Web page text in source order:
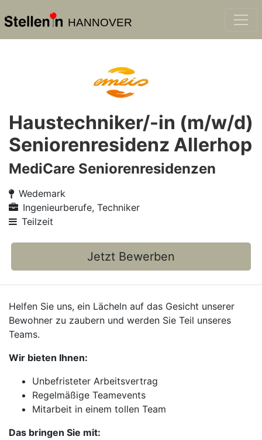
HANNOVER
Haustechniker/-in (m/w/d)
Seniorenresidenz Allerhop
MediCare Seniorenresidenzen
Wedemark
Ingenieurberufe, Techniker
Teilzeit
Jetzt Bewerben
Helfen Sie uns, ein Lächeln auf das Gesicht unserer
Bewohner zu zaubern und werden Sie Teil unseres
Teams.
Wir bieten Ihnen:
Unbefristeter Arbeitsvertrag
Regelmäßige Teamevents
Mitarbeit in einem tollen Team
Das bringen Sie mit: